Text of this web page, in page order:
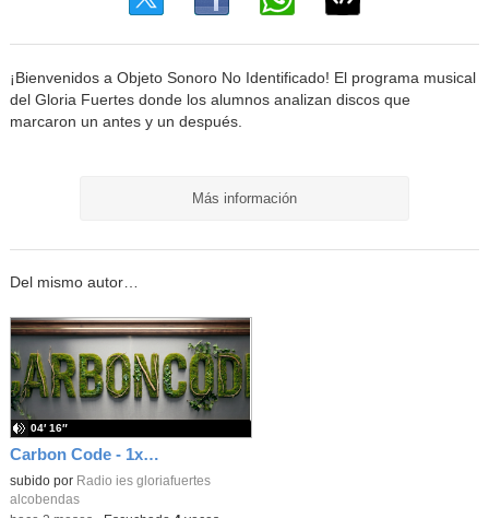
¡Bienvenidos a Objeto Sonoro No Identificado! El programa musical
del Gloria Fuertes donde los alumnos analizan discos que
marcaron un antes y un después.
Más información
Del mismo autor…
Carbon Code - 1x04 - De la Luna, el espacios y sus naves
subido por Radio ies gloriafuertes
alcobendas
04′ 16″